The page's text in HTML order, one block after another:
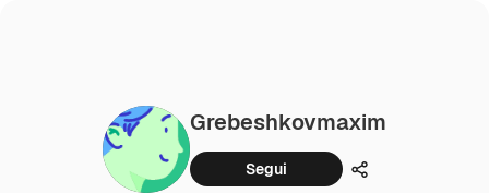
Grebeshkovmaxim
Segui Condividi